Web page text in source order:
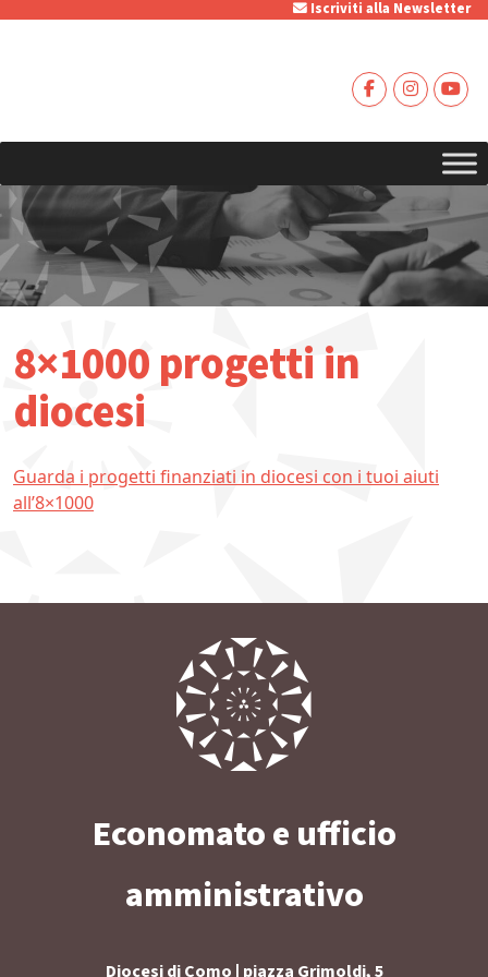
Iscriviti alla Newsletter
8×1000 progetti in
diocesi
Guarda i progetti finanziati in diocesi con i tuoi aiuti
all’8×1000
Economato e ufficio
amministrativo
Diocesi di Como | piazza Grimoldi, 5